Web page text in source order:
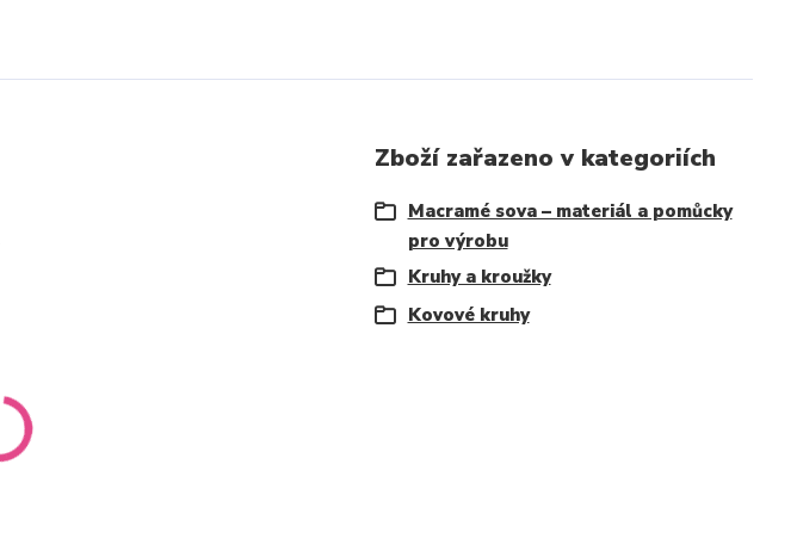
Zboží zařazeno v kategoriích
Macramé sova – materiál a pomůcky
pro výrobu
Kruhy a kroužky
Kovové kruhy